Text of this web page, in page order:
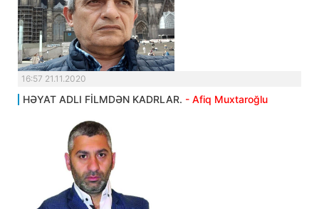
16:57 21.11.2020
HƏYAT ADLI FİLMDƏN KADRLAR. - Afiq Muxtaroğlu